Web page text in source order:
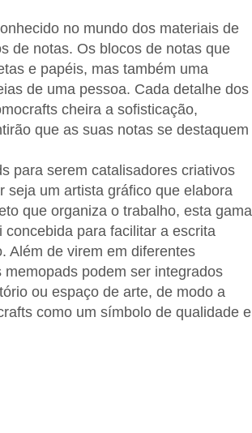
no mundo dos materiais de
de notas. Os blocos de notas que
e papéis, mas também uma
de uma pessoa. Cada detalhe dos
cheira a sofisticação,
que as suas notas se destaquem
para serem catalisadores criativos
seja um artista gráfico que elabora
que organiza o trabalho, esta gama
para facilitar a escrita
Além de virem em diferentes
podem ser integrados
ou espaço de arte, de modo a
como um símbolo de qualidade e